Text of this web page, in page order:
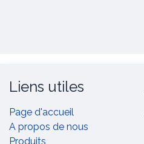
Liens utiles
Page d'accueil
A propos de nous
Produits